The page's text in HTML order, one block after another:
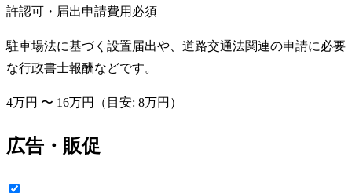
許認可・届出申請費用 必須
駐車場法に基づく設置届出や、道路交通法関連の申請に必要
な行政書士報酬などです。
4万円 〜 16万円 （目安: 8万円 ）
広告・販促